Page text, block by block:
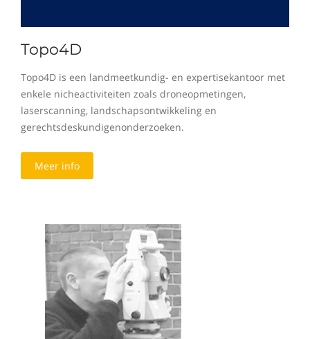
Topo4D
Topo4D is een landmeetkundig- en expertisekantoor met
enkele nicheactiviteiten zoals droneopmetingen,
laserscanning, landschapsontwikkeling en
gerechtsdeskundigenonderzoeken.
Meer info